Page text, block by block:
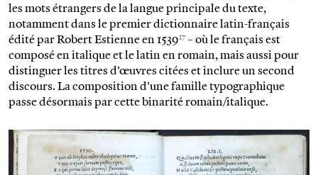
les mots étrangers de la langue principale du texte,
notamment dans le premier dictionnaire latin-français
édité par Robert Estienne en 153917 – où le français est
composé en italique et le latin en romain, mais aussi pour
distinguer les titres d’œuvres citées et inclure un second
discours. La composition d’une famille typographique
passe désormais par cette binarité romain/italique.